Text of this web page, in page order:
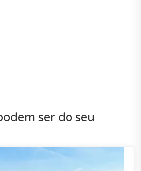
ser do seu